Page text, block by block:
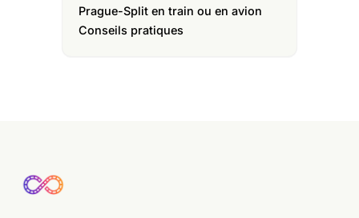
Prague-Split en train ou en avion
Conseils pratiques